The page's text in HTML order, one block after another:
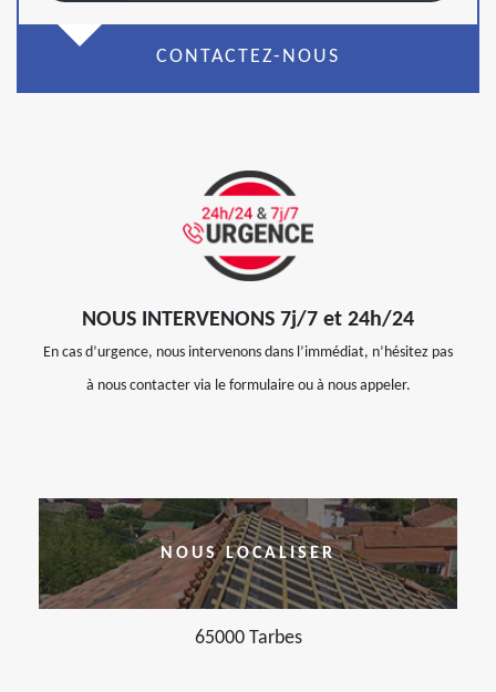
CONTACTEZ-NOUS
NOUS INTERVENONS 7j/7 et 24h/24
En cas d’urgence, nous intervenons dans l’immédiat, n’hésitez pas
à nous contacter via le formulaire ou à nous appeler.
NOUS LOCALISER
65000 Tarbes